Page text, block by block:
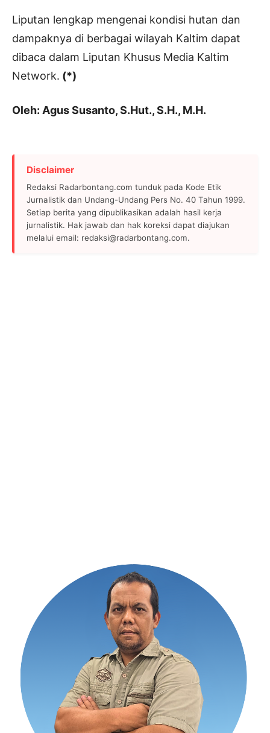
Liputan lengkap mengenai kondisi hutan dan
dampaknya di berbagai wilayah Kaltim dapat
dibaca dalam Liputan Khusus Media Kaltim
Network. (*)
Oleh: Agus Susanto, S.Hut., S.H., M.H.
Disclaimer
Redaksi Radarbontang.com tunduk pada Kode Etik
Jurnalistik dan Undang-Undang Pers No. 40 Tahun 1999.
Setiap berita yang dipublikasikan adalah hasil kerja
jurnalistik. Hak jawab dan hak koreksi dapat diajukan
melalui email: redaksi@radarbontang.com.